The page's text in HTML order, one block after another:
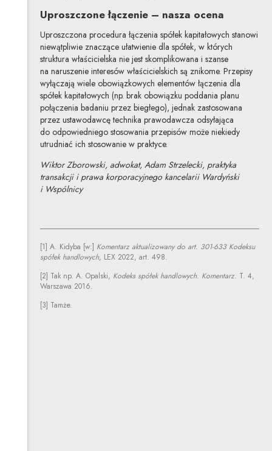
Uproszczone łączenie – nasza ocena
Uproszczona procedura łączenia spółek kapitałowych stanowi
niewątpliwie znaczące ułatwienie dla spółek, w których
struktura właścicielska nie jest skomplikowana i szanse
na naruszenie interesów właścicielskich są znikome. Przepisy
wyłączają wiele obowiązkowych elementów łączenia dla
spółek kapitałowych (np. brak obowiązku poddania planu
połączenia badaniu przez biegłego), jednak zastosowana
przez ustawodawcę technika prawodawcza odsyłająca
do odpowiedniego stosowania przepisów może niekiedy
utrudniać ich stosowanie w praktyce.
Wiktor Zborowski, adwokat, Adam Strzelecki, praktyka
transakcji i prawa korporacyjnego kancelarii Wardyński
i Wspólnicy
[1] A. Kidyba [w:] Komentarz aktualizowany do art. 301-633 Kodeksu
spółek handlowych, LEX 2022, art. 498.
[2] Tak np. A. Opalski, Kodeks spółek handlowych. Komentarz. T. 4,
Warszawa 2016.
[3] Tamże.